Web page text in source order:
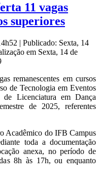
11 vagas
superiores
| Publicado: Sexta, 14
em Sexta, 14 de
remanescentes em cursos
de Tecnologia em Eventos
Licenciatura em Dança
de 2025, referentes
Acadêmico do IFB Campus
toda a documentação
anexa, no período de
8h às 17h, ou enquanto